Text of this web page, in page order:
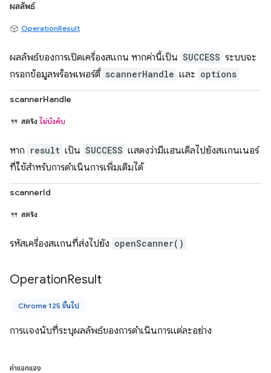
ผลลัพธ์
OperationResult
ผลลัพธ์ของการเปิดเครื่องสแกน หากค่านี้เป็น SUCCESS ระบบจะ
กรอกข้อมูลพร็อพเพอร์ตี้ scannerHandle และ options
scannerHandle
สตริง ไม่บังคับ
หาก result เป็น SUCCESS แสดงว่ามีแฮนเดิลไปยังสแกนเนอร์
ที่ใช้สำหรับการดำเนินการเพิ่มเติมได้
scannerId
สตริง
รหัสเครื่องสแกนที่ส่งไปยัง openScanner()
OperationResult
Chrome 125 ขึ้นไป
การแจงนับที่ระบุผลลัพธ์ของการดำเนินการแต่ละอย่าง
ค่าแจกแจง